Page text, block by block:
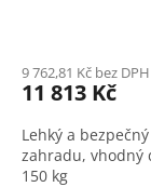
9 762,81 Kč bez DPH
11 813 Kč
Lehký a
zahradu, vhodný
150 kg